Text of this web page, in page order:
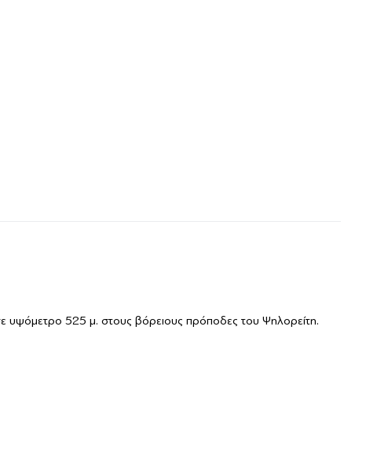
υψόμετρο 525 μ. στους βόρειους πρόποδες του Ψηλορείτη.